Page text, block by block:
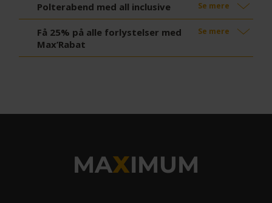
Se mere
Polterabend med all inclusive
Se mere
Få 25% på alle forlystelser med
Max’Rabat
MAXIMUM